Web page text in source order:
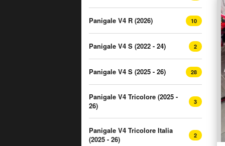
Panigale V4 R (2026) 10
Panigale V4 S (2022 - 24) 2
Panigale V4 S (2025 - 26) 28
Panigale V4 Tricolore (2025 -
26)
3
Panigale V4 Tricolore Italia
(2025 - 26)
2